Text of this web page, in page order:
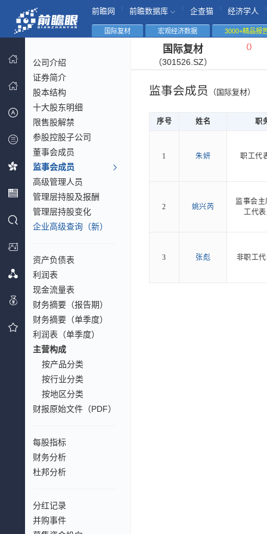
前瞻网 前瞻数据库 企查猫 经济学人
国际复材 宏观经济数据 3000+精品报
公司介绍
证券简介
股本结构
十大股东明细
限售股解禁
参股控股子公司
董事会成员
监事会成员
高级管理人员
管理层持股及报酬
管理层持股变化
企业高级查询（新）
资产负债表
利润表
现金流量表
财务摘要（报告期）
财务摘要（单季度）
利润表（单季度）
主营构成
按产品分类
按行业分类
按地区分类
财报原始文件（PDF）
每股指标
财务分析
杜邦分析
分红记录
并购事件
国际复材
（301526.SZ）
（）
监事会成员 （国际复材）
序号 姓名 职
1 朱妍 职工代
2 姚兴芮
监事会
工代
3 张彪 非职工